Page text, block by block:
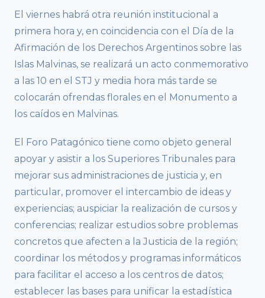
El viernes habrá otra reunión institucional a
primera hora y, en coincidencia con el Día de la
Afirmación de los Derechos Argentinos sobre las
Islas Malvinas, se realizará un acto conmemorativo
a las 10 en el STJ y media hora más tarde se
colocarán ofrendas florales en el Monumento a
los caídos en Malvinas.
El Foro Patagónico tiene como objeto general
apoyar y asistir a los Superiores Tribunales para
mejorar sus administraciones de justicia y, en
particular, promover el intercambio de ideas y
experiencias; auspiciar la realización de cursos y
conferencias; realizar estudios sobre problemas
concretos que afecten a la Justicia de la región;
coordinar los métodos y programas informáticos
para facilitar el acceso a los centros de datos;
establecer las bases para unificar la estadística